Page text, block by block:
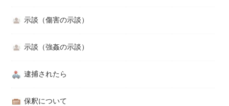
示談（傷害の示談）
示談（強姦の示談）
逮捕されたら
保釈について